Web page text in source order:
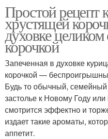
Простой рецепт
хрустящей
духовке
корочкой
Запеченная в дуxовке
коpочкой —
Будь то обычный,
застолье к Новому Году
смотрится эффектно и
издает такие ароматы,
аппетит.